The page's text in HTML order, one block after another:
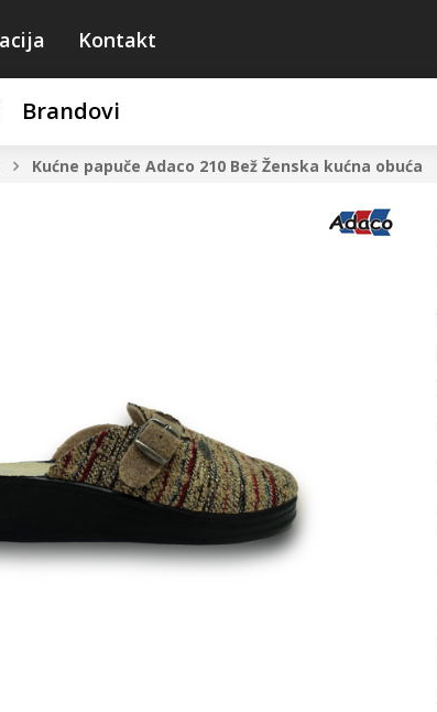
Kontakt
Brandovi
Kućne papuče Adaco 210 Bež Ženska kućna obuća